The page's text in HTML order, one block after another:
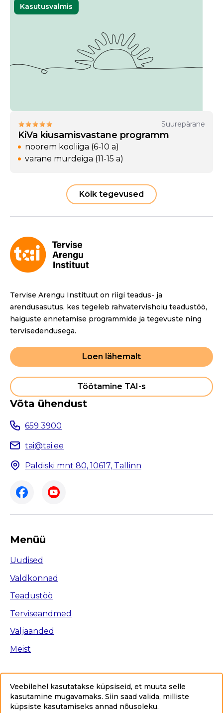
Kasutusvalmis
Suurepärane
KiVa kiusamisvastane programm
noorem kooliiga (6-10 a)
varane murdeiga (11-15 a)
Kõik tegevused
Tervise Arengu Instituut on riigi teadus- ja
arendusasutus, kes tegeleb rahvatervishoiu teadustöö,
haiguste ennetamise programmide ja tegevuste ning
tervisedendusega.
Loen lähemalt
Töötamine TAI-s
Võta ühendust
659 3900
tai@tai.ee
Paldiski mnt 80, 10617, Tallinn
Menüü
Uudised
Valdkonnad
Teadustöö
Terviseandmed
Väljaanded
Meist
Ligipääsetavus
Veebilehel kasutatakse küpsiseid, et muuta selle
kasutamine mugavamaks. Siin saad valida, milliste
küpsiste kasutamiseks annad nõusoleku.